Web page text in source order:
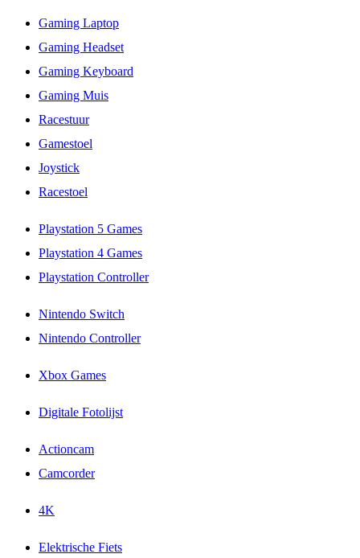
Gaming Laptop
Gaming Headset
Gaming Keyboard
Gaming Muis
Racestuur
Gamestoel
Joystick
Racestoel
Playstation 5 Games
Playstation 4 Games
Playstation Controller
Nintendo Switch
Nintendo Controller
Xbox Games
Digitale Fotolijst
Actioncam
Camcorder
4K
Elektrische Fiets